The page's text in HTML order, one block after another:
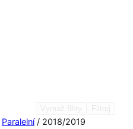
Paralelní/ 2018/2019